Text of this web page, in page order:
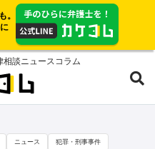
。
相談ニュースコラム
ニュース 犯罪・刑事事件